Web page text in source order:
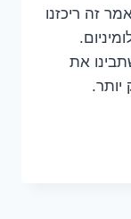
זה ריכזנו
את
יותר.